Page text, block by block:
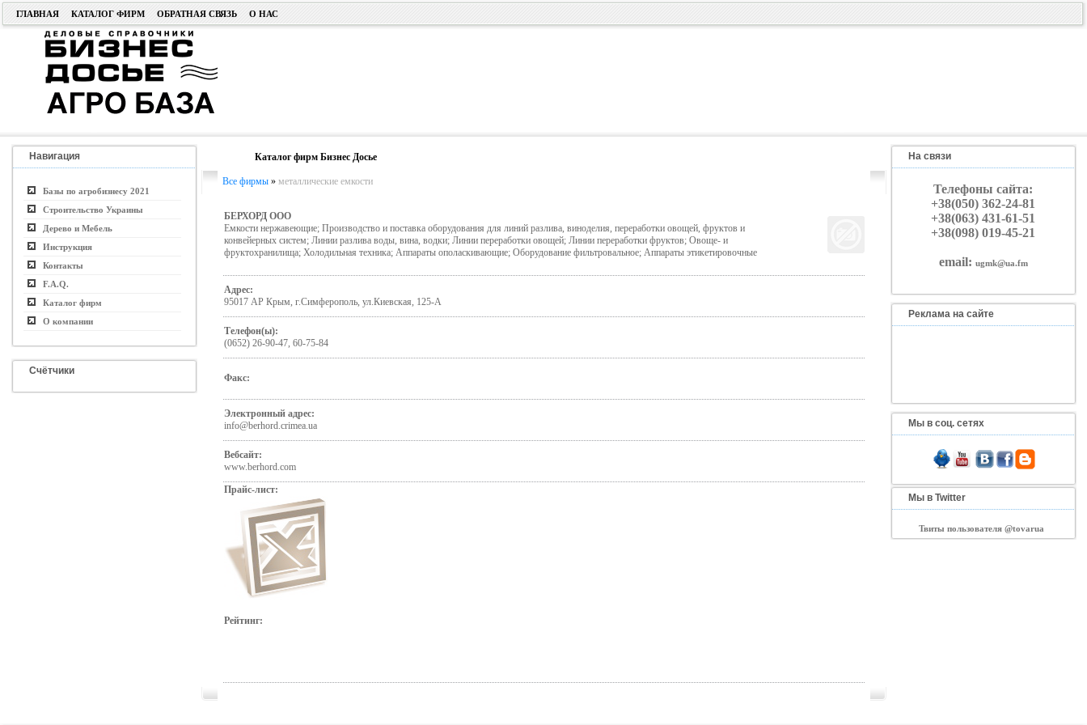
ГЛАВНАЯ КАТАЛОГ ФИРМ ОБРАТНАЯ СВЯЗЬ О НАС
Навигация
Базы по агробизнесу 2021
Строительство Украины
Дерево и Мебель
Инструкция
Контакты
F.A.Q.
Каталог фирм
О компании
Счётчики
Каталог фирм Бизнес Досье
Все фирмы» металлические емкости
БЕРХОРД ООО
Емкости нержавеющие; Производство и поставка оборудования для линий разлива, виноделия, переработки овощей, фруктов и
конвейерных систем; Линии разлива воды, вина, водки; Линии переработки овощей; Линии переработки фруктов; Овоще- и
фруктохранилища; Холодильная техника; Аппараты ополаскивающие; Оборудование фильтровальное; Аппараты этикетировочные
Адрес:
95017 АР Крым, г.Симферополь, ул.Киевская, 125-А
Телефон(ы):
(0652) 26-90-47, 60-75-84
Факс:
Электронный адрес:
info@berhord.crimea.ua
Вебсайт:
www.berhord.com
Прайс-лист:
Рейтинг:
На связи
Телефоны сайта:
+38(050) 362-24-81
+38(063) 431-61-51
+38(098) 019-45-21
email: ugmk@ua.fm
Реклама на сайте
Мы в соц. сетях
Мы в Twitter
Твиты пользователя @tovarua